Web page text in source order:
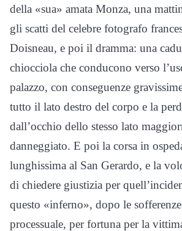
della «sua» amata Monza, una
gli scatti del celebre fotografo
Doisneau, e poi il dramma: una
chiocciola che conducono verso
palazzo, con conseguenze
tutto il lato destro del corpo e la
dall’occhio dello stesso lato
danneggiato. E poi la corsa in
lunghissima al San Gerardo, e la
di chiedere giustizia per
questo «inferno», dopo le
processuale, per fortuna per la